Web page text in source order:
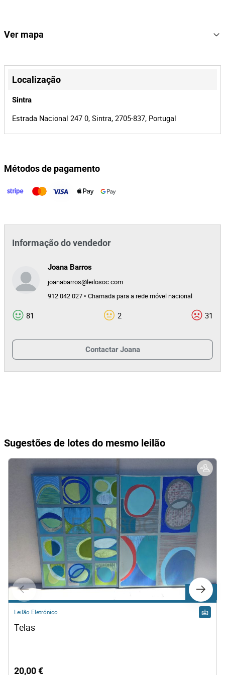
Referência
Id do leilão 41548
Id do lote
Ver mapa
+
−
Localização
Sintra
Estrada Nacional 247 0, Sintra, 2705-837, Portugal
Métodos de pagamento
Informação do vendedor
Joana Barros
joanabarros@leilosoc.com
912 042 027 • Chamada para a rede móvel nacional
81 2 31
Contactar Joana
Sugestões de lotes do mesmo leilão
Lote 500
Leilão Eletrónico
Telas
20,00 €